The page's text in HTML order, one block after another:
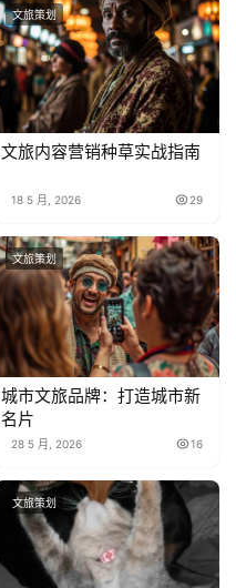
文旅策划
文旅内容营销种草实战指南
18 5 月, 2026 29
文旅策划
城市文旅品牌：打造城市新
名片
28 5 月, 2026 16
文旅策划